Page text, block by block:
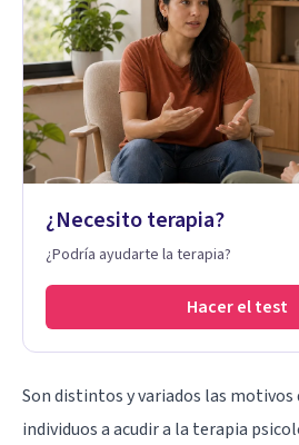
¿Necesito terapia?
¿Podría ayudarte la terapia?
Hacer el test
Son distintos y variados las motivos
individuos a acudir a la terapia